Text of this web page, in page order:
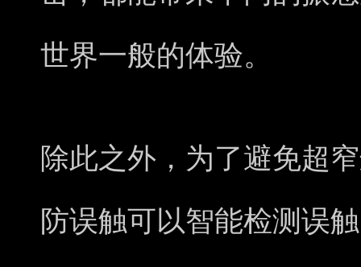
世界一般的体验。
除此之外，为了避免超
防误触可以智能检测误